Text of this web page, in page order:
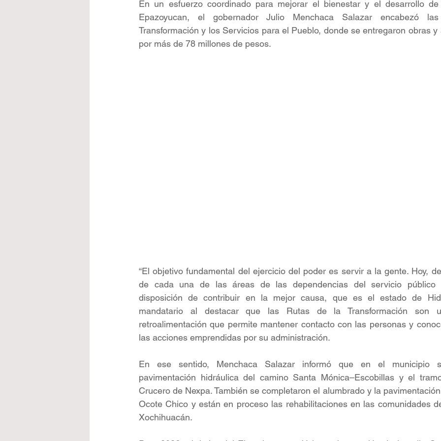
En un esfuerzo coordinado para mejorar el bienestar y el desarrollo
Epazoyucan, el gobernador Julio Menchaca Salazar encabezó
Transformación y los Servicios para el Pueblo, donde se entregaron obras y
por más de 78 millones de pesos.
“El objetivo fundamental del ejercicio del poder es servir a la gente. Hoy,
de cada una de las áreas de las dependencias del servicio público
disposición de contribuir en la mejor causa, que es el estado de
mandatario al destacar que las Rutas de la Transformación son
retroalimentación que permite mantener contacto con las personas y
las acciones emprendidas por su administración.
En ese sentido, Menchaca Salazar informó que en el municipio
pavimentación hidráulica del camino Santa Mónica–Escobillas y el
Crucero de Nexpa. También se completaron el alumbrado y la
Ocote Chico y están en proceso las rehabilitaciones en las comunidades
Xochihuacán.